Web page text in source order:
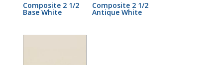
Composite 2 1/2
Base White
Composite 2 1/2
Antique White